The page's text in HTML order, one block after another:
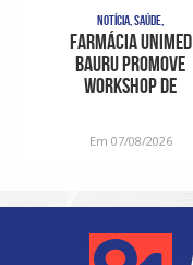
NOTÍCIA, SAÚDE,
Farmácia Unimed
Bauru promove
Workshop de
Em 07/08/2026